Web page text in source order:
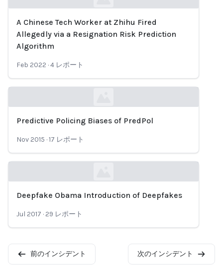
Loading...
A Chinese Tech Worker at Zhihu Fired
Allegedly via a Resignation Risk Prediction
Algorithm
Feb 2022 ·4 レポート
Predictive Policing Biases of PredPol
Nov 2015 ·17 レポート
Loading...
Deepfake Obama Introduction of Deepfakes
Jul 2017 · 29 レポート
前のインシデント 次のインシデント